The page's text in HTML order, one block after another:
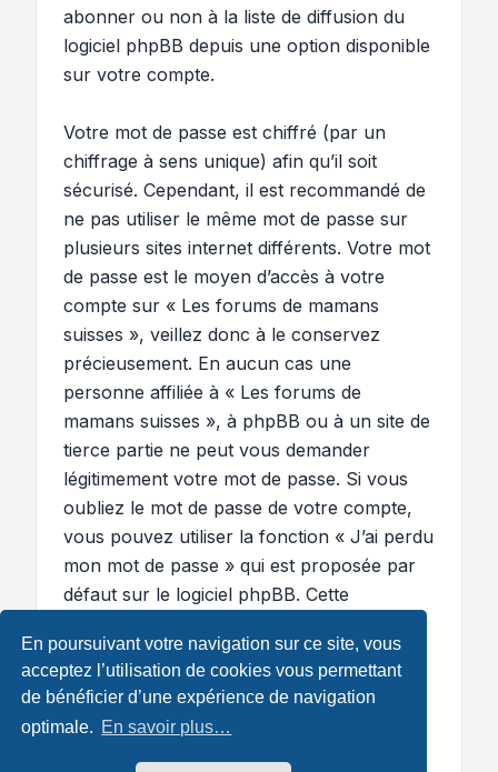
En poursuivant votre navigation sur ce site, vous
acceptez l’utilisation de cookies vous permettant
de bénéficier d’une expérience de navigation
optimale. En savoir plus…
abonner ou non à la liste de diffusion du
logiciel phpBB depuis une option disponible
sur votre compte.
Votre mot de passe est chiffré (par un
chiffrage à sens unique) afin qu’il soit
sécurisé. Cependant, il est recommandé de
ne pas utiliser le même mot de passe sur
plusieurs sites internet différents. Votre mot
de passe est le moyen d’accès à votre
compte sur « Les forums de mamans
suisses », veillez donc à le conservez
précieusement. En aucun cas une
personne affiliée à « Les forums de
mamans suisses », à phpBB ou à un site de
tierce partie ne peut vous demander
légitimement votre mot de passe. Si vous
oubliez le mot de passe de votre compte,
vous pouvez utiliser la fonction « J’ai perdu
mon mot de passe » qui est proposée par
défaut sur le logiciel phpBB. Cette
votre nom d’utilisateur et votre adresse de
courriel et le logiciel phpBB générera alors
un nouveau mot de passe afin que vous
puissiez reprendre le contrôle de votre